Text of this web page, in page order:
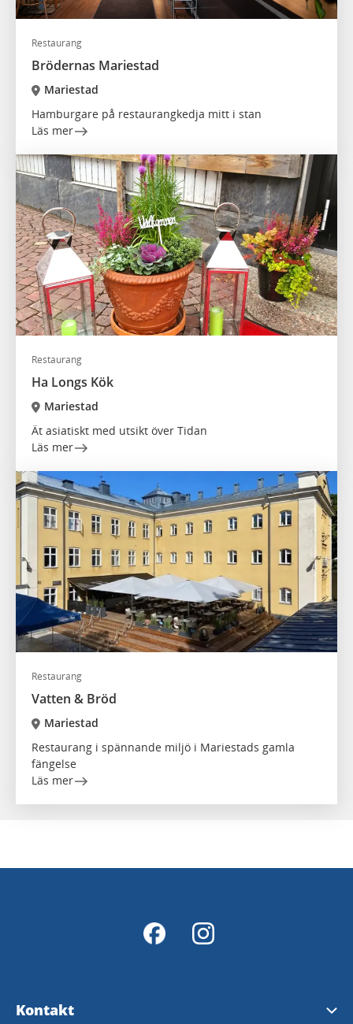
Restaurang
Brödernas Mariestad
Mariestad
Hamburgare på restaurangkedja mitt i stan
Läs mer
Restaurang
Ha Longs Kök
Mariestad
Ät asiatiskt med utsikt över Tidan
Läs mer
Restaurang
Vatten & Bröd
Mariestad
Restaurang i spännande miljö i Mariestads gamla
fängelse
Läs mer
Kontakt